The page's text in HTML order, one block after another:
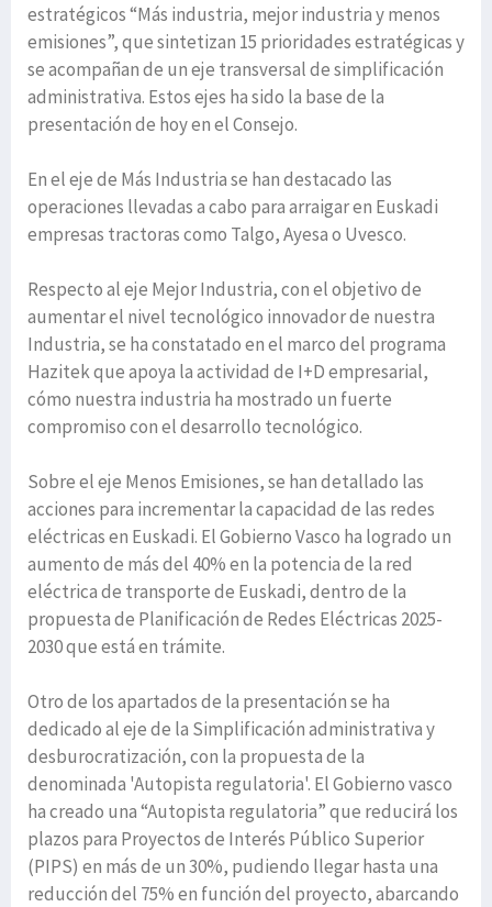
estratégicos “Más industria, mejor industria y menos
emisiones”, que sintetizan 15 prioridades estratégicas y
se acompañan de un eje transversal de simplificación
administrativa. Estos ejes ha sido la base de la
presentación de hoy en el Consejo.
En el eje de Más Industria se han destacado las
operaciones llevadas a cabo para arraigar en Euskadi
empresas tractoras como Talgo, Ayesa o Uvesco.
Respecto al eje Mejor Industria, con el objetivo de
aumentar el nivel tecnológico innovador de nuestra
Industria, se ha constatado en el marco del programa
Hazitek que apoya la actividad de I+D empresarial,
cómo nuestra industria ha mostrado un fuerte
compromiso con el desarrollo tecnológico.
Sobre el eje Menos Emisiones, se han detallado las
acciones para incrementar la capacidad de las redes
eléctricas en Euskadi. El Gobierno Vasco ha logrado un
aumento de más del 40% en la potencia de la red
eléctrica de transporte de Euskadi, dentro de la
propuesta de Planificación de Redes Eléctricas 2025-
2030 que está en trámite.
Otro de los apartados de la presentación se ha
dedicado al eje de la Simplificación administrativa y
desburocratización, con la propuesta de la
denominada 'Autopista regulatoria'. El Gobierno vasco
ha creado una “Autopista regulatoria” que reducirá los
plazos para Proyectos de Interés Público Superior
(PIPS) en más de un 30%, pudiendo llegar hasta una
reducción del 75% en función del proyecto, abarcando